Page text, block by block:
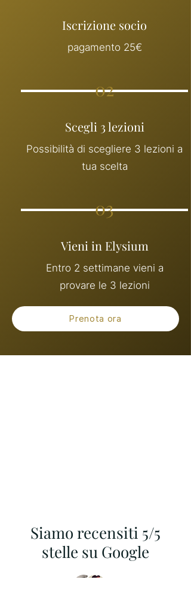
Iscrizione socio
pagamento 25€
02
Scegli 3 lezioni
Possibilità di scegliere 3 lezioni a
tua scelta
03
Vieni in Elysium
Entro 2 settimane vieni a
provare le 3 lezioni
Prenota ora
Siamo recensiti 5/5
stelle su Google